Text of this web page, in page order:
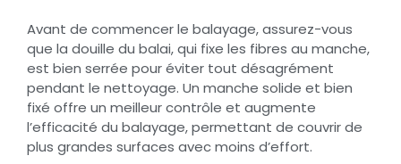
Avant de commencer le balayage, assurez-vous
que la douille du balai, qui fixe les fibres au manche,
est bien serrée pour éviter tout désagrément
pendant le nettoyage. Un manche solide et bien
fixé offre un meilleur contrôle et augmente
l’efficacité du balayage, permettant de couvrir de
plus grandes surfaces avec moins d’effort.